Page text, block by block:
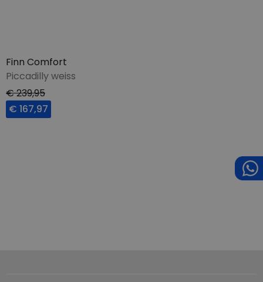
Finn Comfort
Piccadilly weiss
€ 239,95
€ 167,97